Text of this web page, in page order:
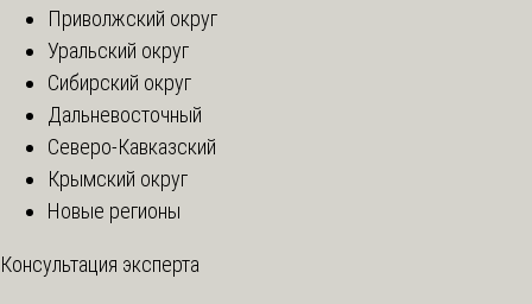
Приволжский округ
Уральский округ
Сибирский округ
Дальневосточный
Северо-Кавказский
Крымский округ
Новые регионы
Консультация эксперта